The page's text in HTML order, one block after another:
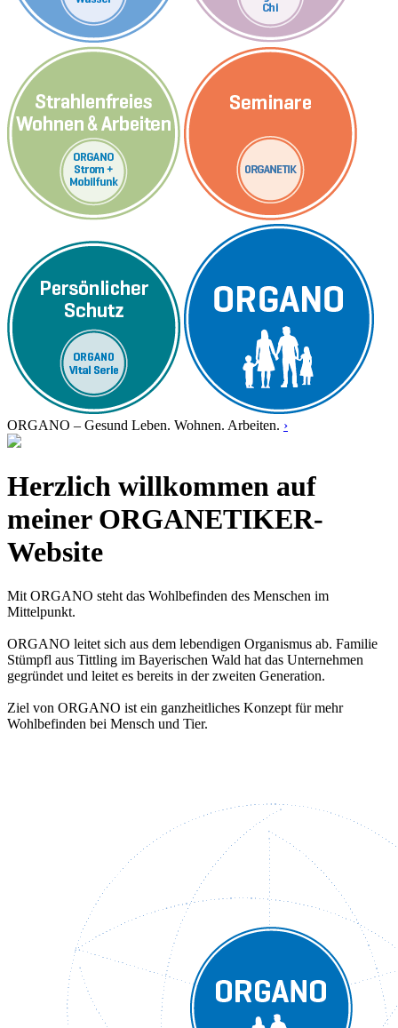
ORGANO – Gesund Leben. Wohnen. Arbeiten. ›
Herzlich willkommen auf
meiner ORGANETIKER-
Website
Mit ORGANO steht das Wohlbefinden des Menschen im
Mittelpunkt.
ORGANO leitet sich aus dem lebendigen Organismus ab. Familie
Stümpfl aus Tittling im Bayerischen Wald hat das Unternehmen
gegründet und leitet es bereits in der zweiten Generation.
Ziel von ORGANO ist ein ganzheitliches Konzept für mehr
Wohlbefinden bei Mensch und Tier.